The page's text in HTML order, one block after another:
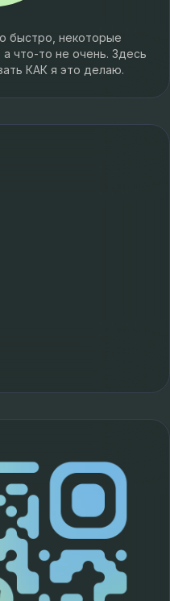
быстро, некоторые
что-то не очень. Здесь
КАК я это делаю.